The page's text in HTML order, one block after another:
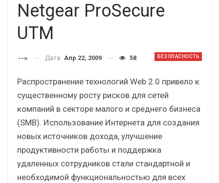
Netgear ProSecure
UTM
БЕЗОПАСНОСТЬ
--> Дата: Апр 22, 2009 58
Распространение технологий Web 2.0 привело к
существенному росту рисков для сетей
компаний в секторе малого и среднего бизнеса
(SMB). Использование Интернета для создания
новых источников дохода, улучшение
продуктивности работы и поддержка
удаленных сотрудников стали стандартной и
необходимой функциональностью для всех